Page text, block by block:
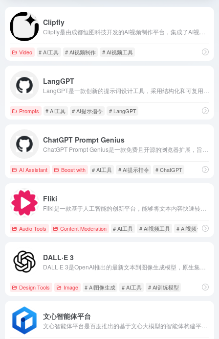
Clipfly
Video # AI工具 # AI视频制作 # AI视频工具
LangGPT
Prompts # AI工具 # AI提示指令 # LangGPT
ChatGPT Prompt Genius
AI Assistant Boost with # AI工具 # AI提示指令 # ChatGPT
Fliki
Audio Tools Content Moderation # AI工具 # AI视频工具 # AI视频生成
DALL·E 3
Design Tools Image # AI图像生成 # AI工具 # AI训练模型
文心智能体平台